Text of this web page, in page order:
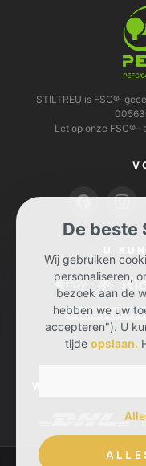
STILTREU is FSC®-
Let op onze FSC®-
WIJ BEZORGEN
De beste
Wij gebruiken
personaliseren,
bezoek aan de
hebben we uw
accepteren"). U
tijde opslaan.